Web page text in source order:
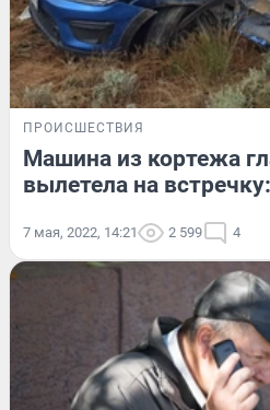
ПРОИСШЕСТВИЯ
Машина из кортежа
вылетела на
7 мая, 2022, 14:21 2 599 4